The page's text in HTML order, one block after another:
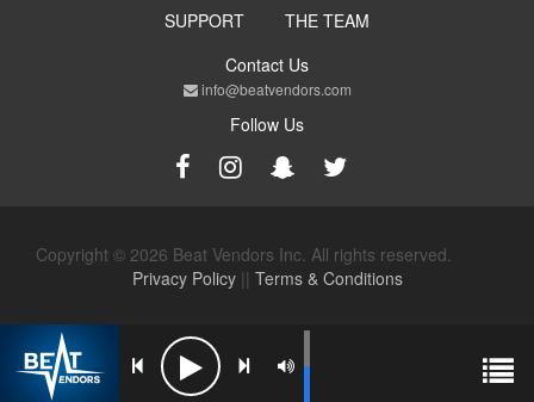
SUPPORT
THE TEAM
Contact Us
info@beatvendors.com
Follow Us
Copyright © 2026 Beat Vendors Inc. All rights reserved.
Privacy Policy|| Terms & Conditions